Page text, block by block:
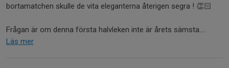
bortamatchen skulle de vita eleganterna återigen segra ! 👏🏻
Frågan är om denna första halvleken inte är årets sämsta....
Läs mer